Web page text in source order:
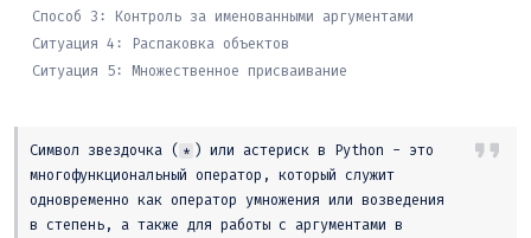
Способ 3: Контроль за именованными аргументами
Ситуация 4: Распаковка объектов
Ситуация 5: Множественное присваивание
Символ звездочка ( * ) или астериск в Python - это
многофункциональный оператор, который служит
одновременно как оператор умножения или возведения
в степень, а также для работы с аргументами в